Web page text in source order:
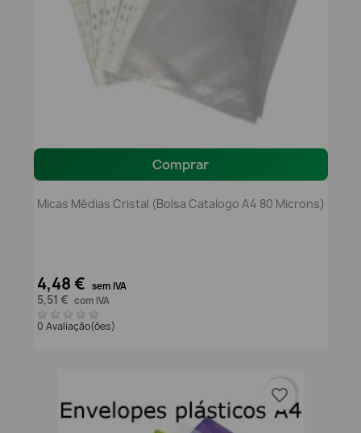
Comprar
Micas Médias Cristal (Bolsa Catalogo A4 80 Microns)
4,48 € sem IVA
5,51 € com IVA
0 Avaliação(ões)
favorite_border